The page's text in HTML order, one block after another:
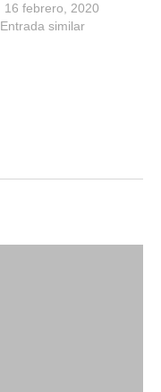
16 febrero, 2020
Entrada similar